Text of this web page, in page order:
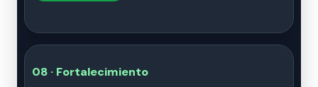
08 · Fortalecimiento